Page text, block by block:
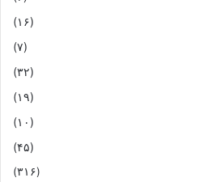
(۱۶)
(۷)
(۳۲)
(۱۹)
(۱۰)
(۴۵)
(۳۱۶)